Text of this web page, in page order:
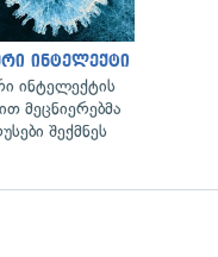
ინტელექტი
ინტელექტის
მეცნიერებმა
შექმნეს